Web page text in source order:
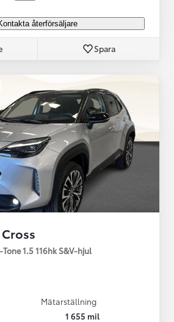
återförsäljare
Spara
1.5 116hk S&V-hjul
Mätarställning
1 655 mil